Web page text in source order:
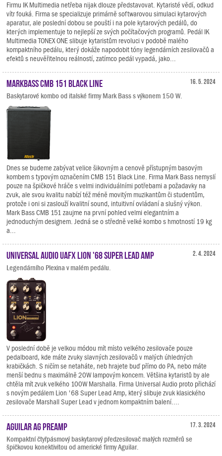
Firmu IK Multimedia netřeba nijak dlouze představovat. Kytaristé vědí, odkud
vítr fouká. Firma se specializuje primárně softwarovou simulaci kytarových
aparatur, ale poslední dobou se pouští i na pole kytarových pedálů, do
kterých implementuje to nejlepší ze svých počítačových programů. Pedál IK
Multimedia TONEX ONE slibuje kytaristům revoluci v podobě malého
kompaktního pedálu, který dokáže napodobit tóny legendárních zesilovačů a
efektů s neuvěřitelnou reálností, zatímco pedál vypadá, jako...
16. 5. 2024
Markbass CMB 151 Black Line
Baskytarové kombo od italské firmy Mark Bass s výkonem 150 W.
Dnes se budeme zabývat velice šikovným a cenově přístupným basovým
kombem s typovým označením CMB 151 Black Line. Firma Mark Bass nemyslí
pouze na špičkové hráče s velmi individuálními potřebami a požadavky na
zvuk, ale svou kvalitu nabízí též méně movitým muzikantům či studentům,
protože i oni si zaslouží kvalitní sound, intuitivní ovládaní a slušný výkon.
Mark Bass CMB 151 zaujme na první pohled velmi elegantním a
jednoduchým designem. Jedná se o středně velké kombo s hmotností 19 kg
a...
2. 4. 2024
Universal Audio UAFX Lion '68 Super Lead Amp
Legendárního Plexina v malém pedálu.
V poslední době je velkou módou mít místo velkého zesilovače pouze
pedalboard, kde máte zvuky slavných zesilovačů v malých úhledných
krabičkách. S ničím se netaháte, neb hrajete buď přímo do PA, nebo máte
menší bednu s maximálně 20W lampovým koncem. Většina kytaristů by ale
chtěla mít zvuk velkého 100W Marshalla. Firma Universal Audio proto přichází
s novým pedálem Lion '68 Super Lead Amp, který slibuje zvuk klasického
zesilovače Marshall Super Lead v jednom kompaktním balení....
17. 3. 2024
Aguilar AG Preamp
Kompaktní čtyřpásmový baskytarový předzesilovač malých rozměrů se
špičkovou konektivitou od americké firmy Aguilar.